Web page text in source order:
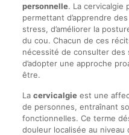
personnelle. La cervicalgie
permettant d’apprendre
stress, d’améliorer la
du cou. Chacun de ces
nécessité de consulter des
d’adopter une approche
être.
La cervicalgieest une
de personnes, entraînant
fonctionnelles. Ce terme
douleur localisée au niveau